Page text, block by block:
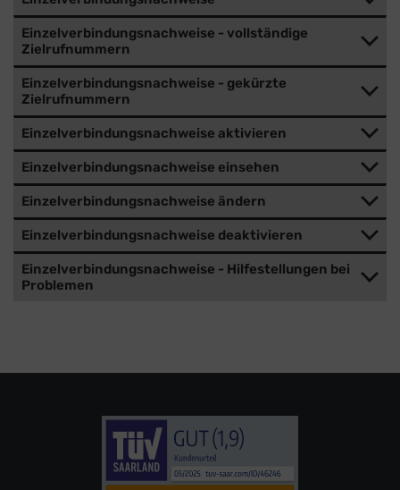
Einzelverbindungsnachweise - vollständige
Zielrufnummern
Einzelverbindungsnachweise - gekürzte
Zielrufnummern
Einzelverbindungsnachweise aktivieren
Einzelverbindungsnachweise einsehen
Einzelverbindungsnachweise ändern
Einzelverbindungsnachweise deaktivieren
Einzelverbindungsnachweise - Hilfestellungen bei
Problemen